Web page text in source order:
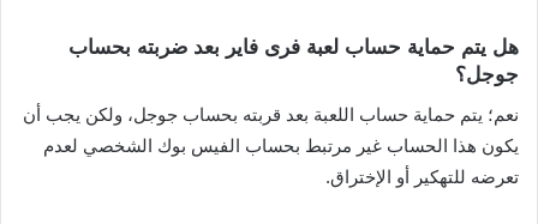
هل يتم حماية حساب لعبة فرى فاير بعد ضربته بحساب
جوجل؟
نعم؛ يتم حماية حساب اللعبة بعد قربته بحساب جوجل، ولكن يجب أن
يكون هذا الحساب غير مرتبط بحساب الفيس بوك الشخصي لعدم
تعرضه للتهكير أو الإختراق.